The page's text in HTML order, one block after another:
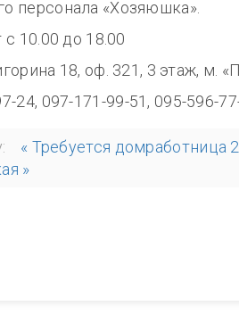
персонала «Хозяюшка».
с 10.00 до 18.00
18, оф. 321, 3 этаж, м.
24, 097-171-99-51, 095-596-
« Требуется домработница
»